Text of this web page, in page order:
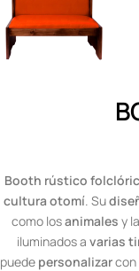
Booth rústico
cultura otomí . Su
como losanimales y
iluminados a varias
puede personalizarcon